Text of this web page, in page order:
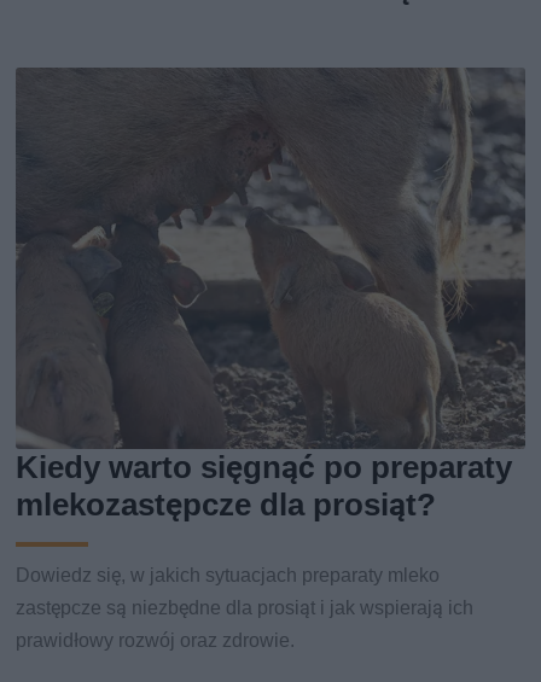
Kiedy warto sięgnąć po preparaty
mlekozastępcze dla prosiąt?
Dowiedz się, w jakich sytuacjach preparaty mleko
zastępcze są niezbędne dla prosiąt i jak wspierają ich
prawidłowy rozwój oraz zdrowie.